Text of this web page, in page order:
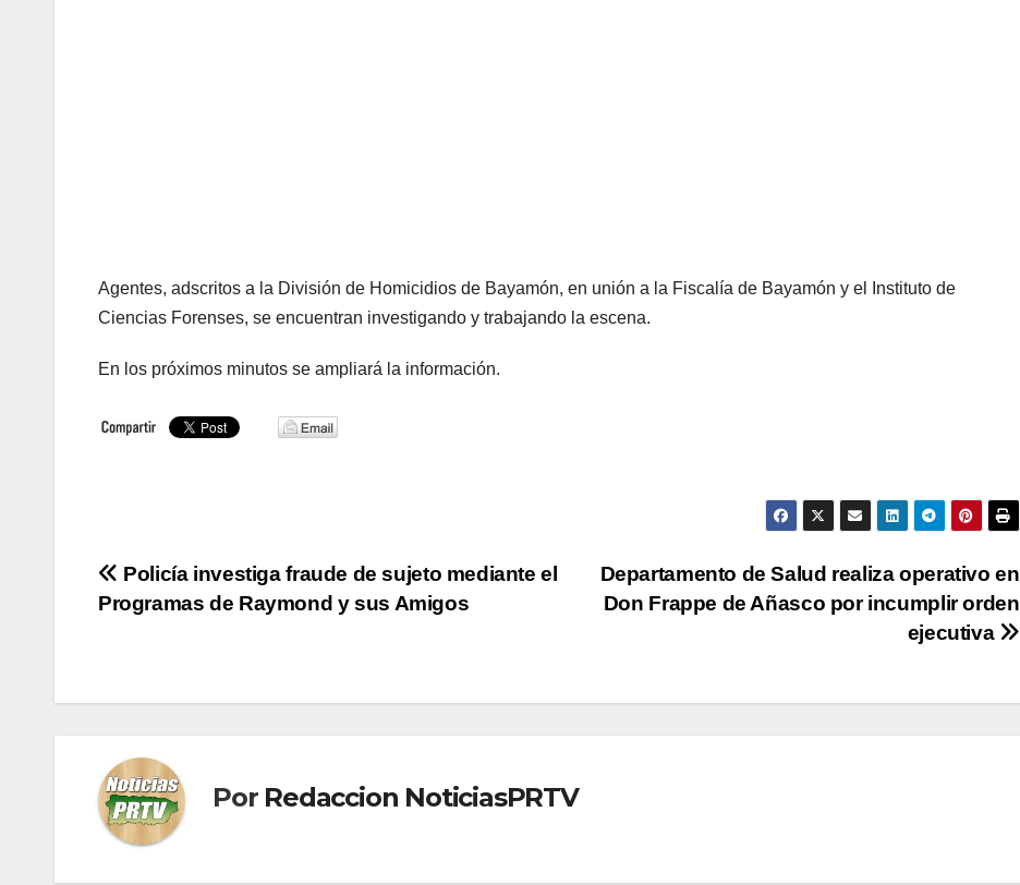
Agentes, adscritos a la División de Homicidios de Bayamón, en unión a la Fiscalía de Bayamón y el Instituto de
Ciencias Forenses, se encuentran investigando y trabajando la escena.
En los próximos minutos se ampliará la información.
Navegación
de
Departamento de Salud realiza operativo en
Don Frappe de Añasco por incumplir orden
ejecutiva
Policía investiga fraude de sujeto mediante el
Programas de Raymond y sus Amigos
Por Redaccion NoticiasPRTV